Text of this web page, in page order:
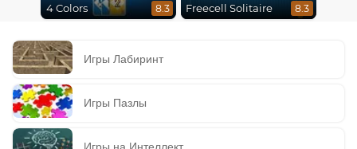
4 Colors 8.3 Freecell Solitaire 8.3
Игры Лабиринт
Игры Пазлы